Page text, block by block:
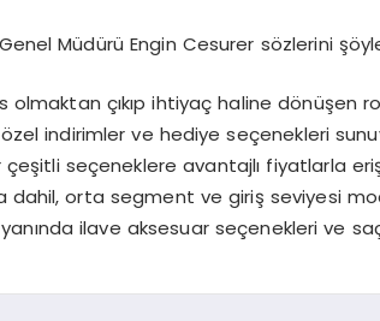
Müdürü Engin Cesurer sözlerini
olmaktan çıkıp ihtiyaç haline dönüşen
indirimler ve hediye seçenekleri
seçeneklere avantajlı fiyatlarla
dahil, orta segment ve giriş seviyesi
ilave aksesuar seçenekleri ve